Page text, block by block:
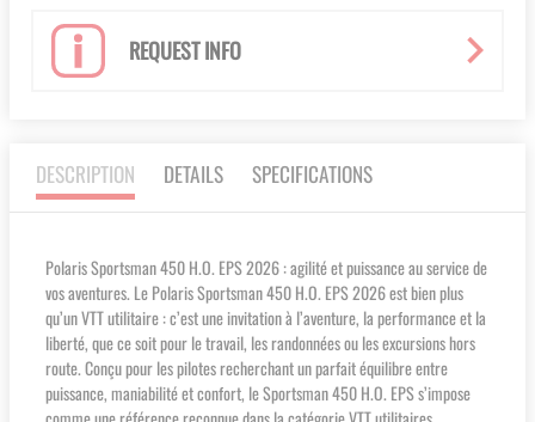
REQUEST INFO
DESCRIPTION DETAILS SPECIFICATIONS
Polaris Sportsman 450 H.O. EPS 2026 : agilité et puissance au service de
vos aventures. Le Polaris Sportsman 450 H.O. EPS 2026 est bien plus
qu’un VTT utilitaire : c’est une invitation à l’aventure, la performance et la
liberté, que ce soit pour le travail, les randonnées ou les excursions hors
route. Conçu pour les pilotes recherchant un parfait équilibre entre
puissance, maniabilité et confort, le Sportsman 450 H.O. EPS s’impose